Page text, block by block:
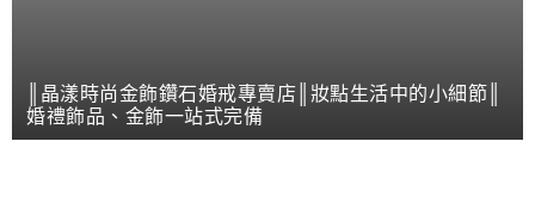
║晶漾時尚金飾鑽石婚戒專賣店║妝點生活中的小細節║
婚禮飾品、金飾一站式完備